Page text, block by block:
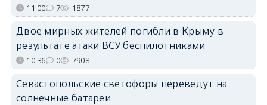
11:00 7 1877
Двое мирных жителей погибли в Крыму в
результате атаки ВСУ беспилотниками
10:36 0 7908
Севастопольские светофоры переведут на
солнечные батареи